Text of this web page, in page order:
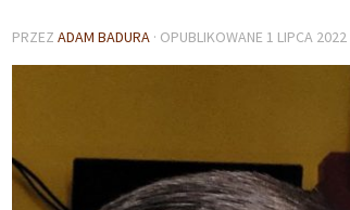
PRZEZ ADAM BADURA · OPUBLIKOWANE 1 LIPCA 2022